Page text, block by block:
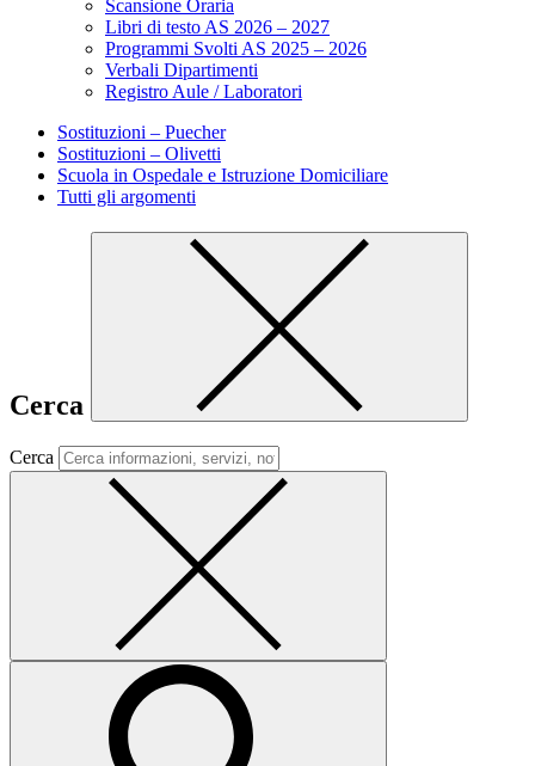
Scansione Oraria
Libri di testo AS 2026 – 2027
Programmi Svolti AS 2025 – 2026
Verbali Dipartimenti
Registro Aule / Laboratori
Sostituzioni – Puecher
Sostituzioni – Olivetti
Scuola in Ospedale e Istruzione Domiciliare
Tutti gli argomenti
Cerca
Cerca